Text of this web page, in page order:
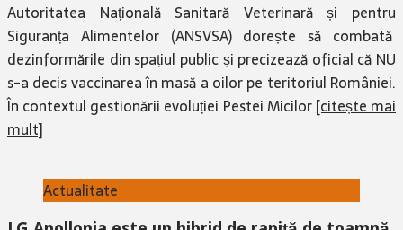
Autoritatea Națională Sanitară Veterinară și pentru
Siguranța Alimentelor (ANSVSA) dorește să combată
dezinformările din spațiul public și precizează oficial că NU
s-a decis vaccinarea în masă a oilor pe teritoriul României.
În contextul gestionării evoluției Pestei Micilor[citește mai
mult]
Actualitate